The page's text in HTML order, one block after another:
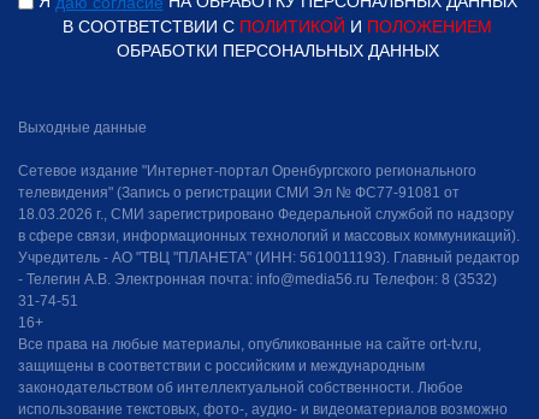
В СООТВЕТСТВИИ С ПОЛИТИКОЙ И ПОЛОЖЕНИЕМ
ОБРАБОТКИ ПЕРСОНАЛЬНЫХ ДАННЫХ
Выходные данные
Сетевое издание "Интернет-портал Оренбургского регионального
телевидения" (Запись о регистрации СМИ Эл № ФС77-91081 от
18.03.2026 г., СМИ зарегистрировано Федеральной службой по надзору
в сфере связи, информационных технологий и массовых коммуникаций).
Учредитель - АО "ТВЦ "ПЛАНЕТА" (ИНН: 5610011193). Главный редактор
- Телегин А.В. Электронная почта: info@media56.ru Телефон: 8 (3532)
31-74-51
16+
Все права на любые материалы, опубликованные на сайте ort-tv.ru,
защищены в соответствии с российским и международным
законодательством об интеллектуальной собственности. Любое
использование текстовых, фото-, аудио- и видеоматериалов возможно